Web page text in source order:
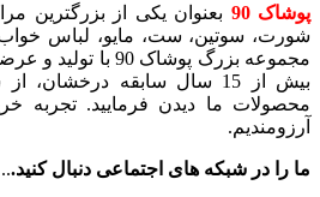
پوشاک 90
بعنوان یکی از بزرگترین
شورت، سوتین، ست، مایو، لباس
مجموعه بزرگ پوشاک
بیش از 15 سال سابقه
محصولات ما دیدن فرمایید. تجربه
آرزومندیم.
ما را در شبکه های اجتماعی دنبال کنید...